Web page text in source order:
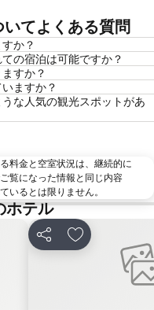
Hameln
てよくある質問
か？
の宿泊は可能ですか？
すか？
ますか？
な人気の観光スポットがあ
料金と空室状況は、継続的に
覧になった情報と同じ内容
いるとは限りません。
ホテル
シェア お気に入りに